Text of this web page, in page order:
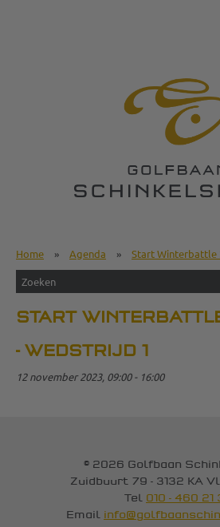
Home » Agenda » Start Winterbattle
START
- WEDSTRIJD 1
12 november 2023, 09:00 - 16:00
© 2026 Golfbaan
Zuidbuurt 79 - 3132 KA
Tel 010 - 460 21
Email